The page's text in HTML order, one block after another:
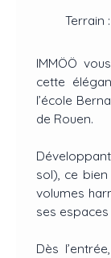
Terrain :
IMMÖÖ
cette
l’école
de Rouen.
sol), ce
volumes
ses
Dès